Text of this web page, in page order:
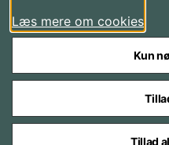
Styrelser og
Læs mere om cookies
Kun
Tillad